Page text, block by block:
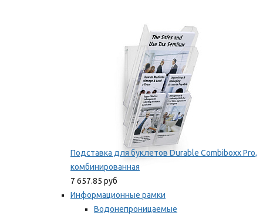
Подставка для буклетов Durable Combiboxx Pro,
комбинированная
7 657.85 руб
Информационные рамки
Водонепроницаемые